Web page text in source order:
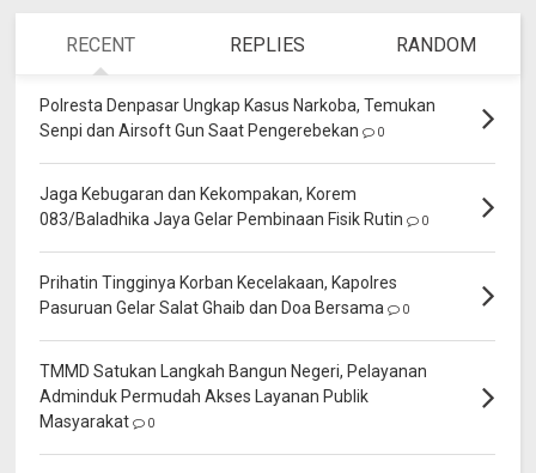
RECENT REPLIES RANDOM
Polresta Denpasar Ungkap Kasus Narkoba, Temukan
Senpi dan Airsoft Gun Saat Pengerebekan
0
Jaga Kebugaran dan Kekompakan, Korem
083/Baladhika Jaya Gelar Pembinaan Fisik Rutin
0
Prihatin Tingginya Korban Kecelakaan, Kapolres
Pasuruan Gelar Salat Ghaib dan Doa Bersama
0
TMMD Satukan Langkah Bangun Negeri, Pelayanan
Adminduk Permudah Akses Layanan Publik
Masyarakat
0